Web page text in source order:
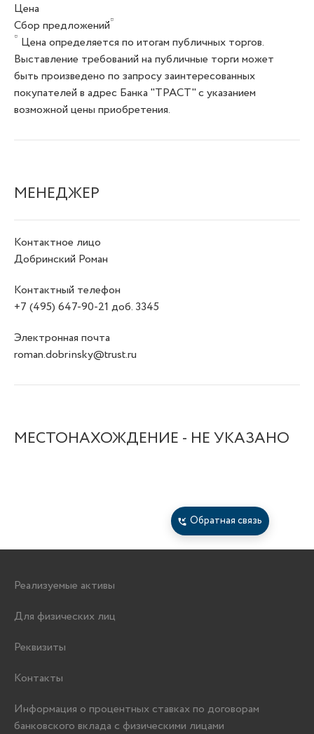
Цена
Сбор предложений*
* Цена определяется по итогам публичных торгов.
Выставление требований на публичные торги может
быть произведено по запросу заинтересованных
покупателей в адрес Банка "ТРАСТ" с указанием
возможной цены приобретения.
МЕНЕДЖЕР
Контактное лицо
Добринский Роман
Контактный телефон
+7 (495) 647-90-21 доб. 3345
Электронная почта
roman.dobrinsky@trust.ru
MЕСТОНАХОЖДЕНИЕ - НЕ УКАЗАНО
Обратная связь
Реализуемые активы
Для физических лиц
Реквизиты
Контакты
Информация о процентных ставках по договорам
банковского вклада с физическими лицами